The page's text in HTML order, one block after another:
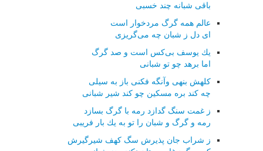
باقی شبانه چند خسبی
عالم همه گرگ مردخوار است
ای دل ز شبان چه می‌گریزی
یك یوسف بی‌كس است و صد گرگ
اما برهد چو تو شبانی
كلهش بنهی وآنگه فكنی باز به سیلی
چه كند بره مسكین چو كند شیر شبانی
ز غمت سنگ گدازد رمه با گرگ بسازد
رمه و گرگ و شبان را تو به یك بار فریبی
ز شراب جان پذیرش سگ كهف شیرگیرش